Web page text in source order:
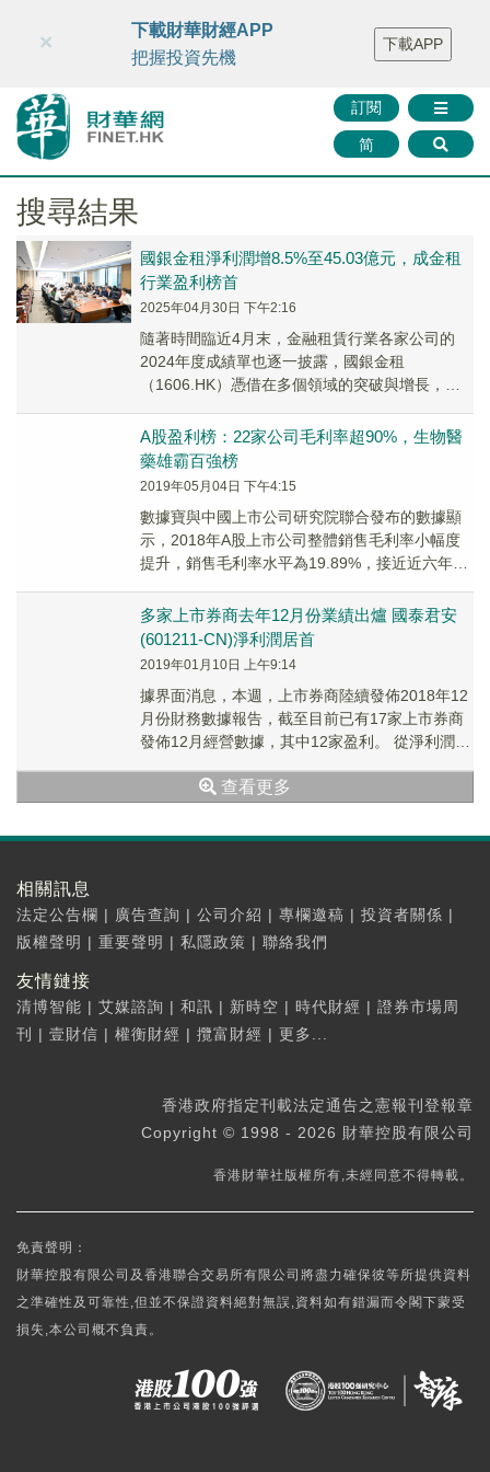
財華智庫網 FINTV FINMETA 財華證券 媒體矩陣
智庫沙龍
聯絡我們
訂閱
简
×
下載財華財經APP
把握投資先機
下載APP
搜尋結果
國銀金租淨利潤增8.5%至45.03億元，成金租
行業盈利榜首
2025年04月30日 下午2:16
隨著時間臨近4月末，金融租賃行業各家公司的
2024年度成績單也逐一披露，國銀金租
（1606.HK）憑借在多個領域的突破與增長，取
4...
A股盈利榜：22家公司毛利率超90%，生物醫
藥雄霸百強榜
2019年05月04日 下午4:15
數據寶與中國上市公司研究院聯合發布的數據顯
示，2018年A股上市公司整體銷售毛利率小幅度
提升，銷售毛利率水平為19.89%，接近近六年最
未...
多家上市券商去年12月份業績出爐 國泰君安
(601211-CN)淨利潤居首
2019年01月10日 上午9:14
據界面消息，本週，上市券商陸續發佈2018年12
月份財務數據報告，截至目前已有17家上市券商
發佈12月經營數據，其中12家盈利。 從淨利潤方
查看更多
相關訊息
法定公告欄 | 廣告查詢 | 公司介紹 | 專欄邀稿 | 投資者關係 |
版權聲明 | 重要聲明 | 私隱政策 | 聯絡我們
友情鏈接
清博智能 | 艾媒諮詢 | 和訊 | 新時空 | 時代財經 | 證券市場周
刊
| 壹財信 | 權衡財經 | 攬富財經 | 更多...
香港政府指定刊載法定通告之憲報刊登報章
Copyright © 1998 - 2026 財華控股有限公司
香港財華社版權所有,未經同意不得轉載。
免責聲明：
財華控股有限公司及香港聯合交易所有限公司將盡力確保彼等所提供資料
之準確性及可靠性,但並不保證資料絕對無誤,資料如有錯漏而令閣下蒙受
損失,本公司概不負責。